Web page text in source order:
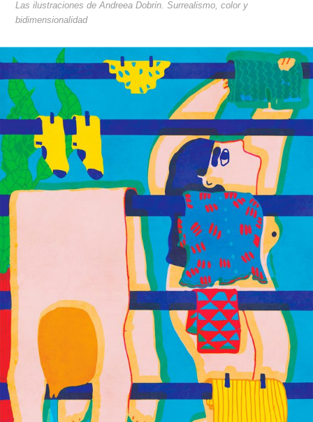
Las ilustraciones de Andreea Dobrin. Surrealismo, color y
bidimensionalidad